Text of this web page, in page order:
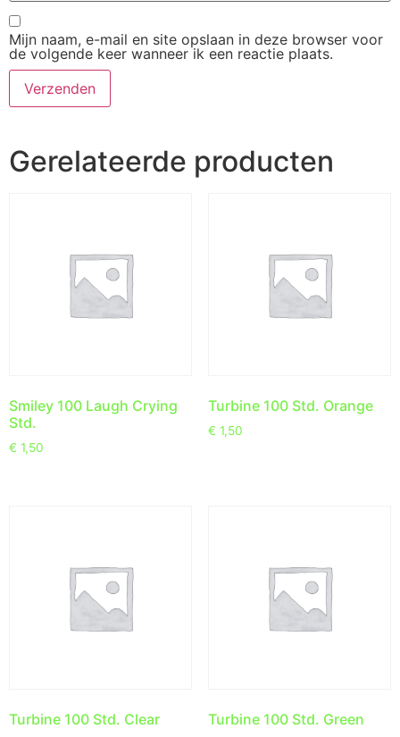
Mijn naam, e-mail en site opslaan in deze browser voor
de volgende keer wanneer ik een reactie plaats.
Gerelateerde producten
Smiley 100 Laugh Crying
Std.
€ 1,50
Turbine 100 Std. Orange
€ 1,50
Turbine 100 Std. Clear Turbine 100 Std. Green